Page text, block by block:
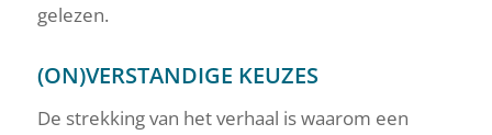
gelezen.
(ON)VERSTANDIGE KEUZES
De strekking van het verhaal is waarom een